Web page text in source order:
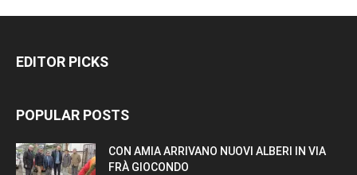
EDITOR PICKS
POPULAR POSTS
CON AMIA ARRIVANO NUOVI ALBERI IN VIA
FRÀ GIOCONDO